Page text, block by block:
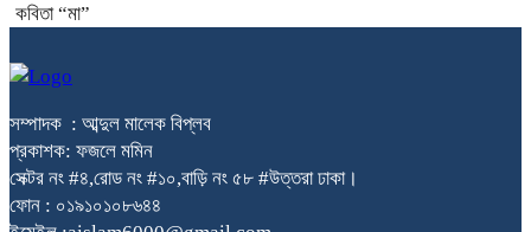
কবিতা “মা”
সম্পাদক : আব্দুল মালেক বিপ্লব
প্রকাশক: ফজলে মমিন
সেক্টর নং #৪,রোড নং #১০,বাড়ি নং ৫৮ #উত্তরা ঢাকা।
ফোন : ০১৯১০১০৮৬৪৪